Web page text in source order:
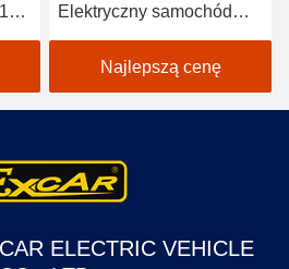
Elektryczny samochód
sanitarny 3,7KW 48V
Trojan Battery Ambulance
Car
Najlepszą cenę
ELECTRIC VEHICLE